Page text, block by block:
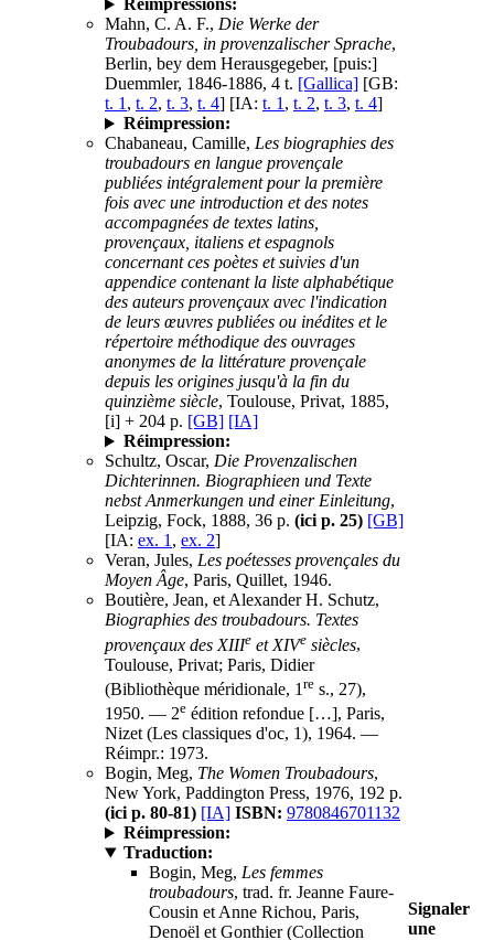
Réimpressions:
Mahn, C. A. F., Die Werke der
Troubadours, in provenzalischer Sprache,
Berlin, bey dem Herausgegeber, [puis:]
Duemmler, 1846-1886, 4 t. [Gallica] [GB:
t. 1 , t. 2, t. 3, t. 4] [IA: t. 1 , t. 2, t. 3, t. 4]
Réimpression:
Chabaneau, Camille, Les biographies des
troubadours en langue provençale
publiées intégralement pour la première
fois avec une introduction et des notes
accompagnées de textes latins,
provençaux, italiens et espagnols
concernant ces poètes et suivies d'un
appendice contenant la liste alphabétique
des auteurs provençaux avec l'indication
de leurs œuvres publiées ou inédites et le
répertoire méthodique des ouvrages
anonymes de la littérature provençale
depuis les origines jusqu'à la fin du
quinzième siècle, Toulouse, Privat, 1885,
[i] + 204 p. [GB] [IA]
Réimpression:
Schultz, Oscar, Die Provenzalischen
Dichterinnen. Biographieen und Texte
nebst Anmerkungen und einer Einleitung,
Leipzig, Fock, 1888, 36 p. (ici p. 25) [GB]
[IA: ex. 1 , ex. 2]
Veran, Jules, Les poétesses provençales du
Moyen Âge, Paris, Quillet, 1946.
Boutière, Jean, et Alexander H. Schutz,
Biographies des troubadours. Textes
provençaux des XIIIe et XIVe siècles,
Toulouse, Privat; Paris, Didier
(Bibliothèque méridionale, 1 re s., 27),
1950. — 2e édition refondue […], Paris,
Nizet (Les classiques d'oc, 1), 1964. —
Réimpr.: 1973.
Bogin, Meg, The Women Troubadours,
New York, Paddington Press, 1976, 192 p.
(ici p. 80-81) [IA] ISBN: 9780846701132
Réimpression:
Traduction:
Bogin, Meg, Les femmes
troubadours, trad. fr. Jeanne Faure-
Cousin et Anne Richou, Paris,
Denoël et Gonthier (Collection
Signaler
une